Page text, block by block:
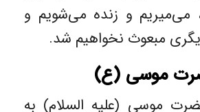
و زنده می‌شویم و
مبعوث نخواهیم شد.
موسی (ع)
موسی (علیه السلام) به